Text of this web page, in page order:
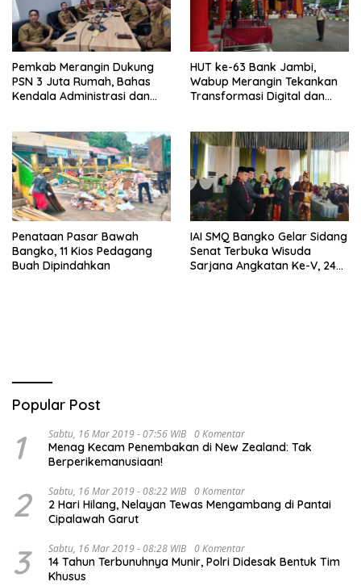
Pemkab Merangin Dukung
PSN 3 Juta Rumah, Bahas
Kendala Administrasi dan
HUT ke-63 Bank Jambi,
Wabup Merangin Tekankan
Transformasi Digital dan
Penataan Pasar Bawah
Bangko, 11 Kios Pedagang
Buah Dipindahkan
IAI SMQ Bangko Gelar Sidang
Senat Terbuka Wisuda
Sarjana Angkatan Ke-V, 243
Popular Post
1 Sabtu, 16 Mar 2019 - 07:56 WIB 0 Komentar
Menag Kecam Penembakan di New Zealand: Tak
Berperikemanusiaan!
2 Sabtu, 16 Mar 2019 - 08:22 WIB 0 Komentar
2 Hari Hilang, Nelayan Tewas Mengambang di Pantai
Cipalawah Garut
3 Sabtu, 16 Mar 2019 - 08:28 WIB 0 Komentar
14 Tahun Terbunuhnya Munir, Polri Didesak Bentuk Tim
Khusus